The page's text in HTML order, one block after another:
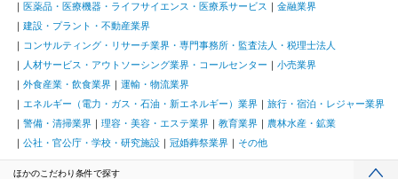
医薬品・医療機器・ライフサイエンス・医療系サービス
金融業界
建設・プラント・不動産業界
コンサルティング・リサーチ業界・専門事務所・監査法人・税理士法人
人材サービス・アウトソーシング業界・コールセンター
小売業界
外食産業・飲食業界
運輸・物流業界
エネルギー（電力・ガス・石油・新エネルギー）業界
旅行・宿泊・レジャー業界
警備・清掃業界
理容・美容・エステ業界 教育業界
農林水産・鉱業
公社・官公庁・学校・研究施設
冠婚葬祭業界 その他
ほかのこだわり条件で探す